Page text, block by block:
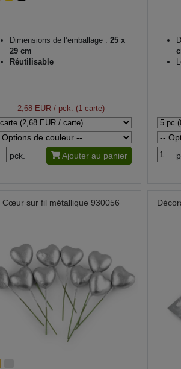
Dimensions de l’emballage : 25 x
29 cm
Réutilisable
2,68 EUR/ pck. (1 carte)
pck. Ajouter au panier
Cœur sur fil métallique 930056